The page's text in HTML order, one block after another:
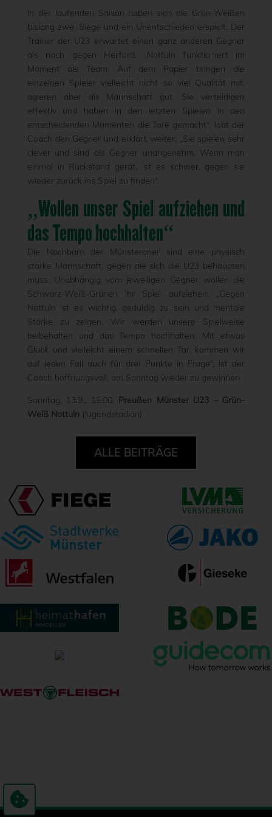
In der laufenden Saison haben sich die Grün-Weißen
bislang zwei Siege und ein Unentschieden erspielt. Der
Trainer der U23 erwartet einen ganz anderen Gegner
als noch gegen Herford. „Nottuln funktioniert im
Moment als Team. Auf dem Papier bringen die
einzelnen Spieler vielleicht nicht so viel Qualität mit,
agieren aber als Mannschaft gut. Sie verteidigen
effektiv und haben in den letzten Spielen in den
entscheidenden Momenten die Tore gemacht“, lobt der
Coach den Gegner und erklärt weiter: „Sie spielen sehr
clever und sind als Gegner unangenehm. Wenn man
einmal in Rückstand gerät, ist es schwer, gegen sie
wieder zurück ins Spiel zu finden“.
„Wollen unser Spiel aufziehen und
das Tempo hochhalten“
Die Nachbarn der Münsteraner sind eine physisch
starke Mannschaft, gegen die sich die U23 behaupten
muss. Unabhängig vom jeweiligen Gegner wollen die
Schwarz-Weiß-Grünen ihr Spiel aufziehen: „Gegen
Nottuln ist es wichtig, geduldig zu sein und mentale
Stärke zu zeigen. Wir werden unsere Spielweise
beibehalten und das Tempo hochhalten. Mit etwas
Glück und vielleicht einem schnellen Tor, kommen wir
auf jeden Fall auch für drei Punkte in Frage“, ist der
Coach hoffnungsvoll, am Sonntag wieder zu gewinnen.
Sonntag, 13.9., 15:00, Preußen Münster U23 – Grün-
Weiß Nottuln (Jugendstadion)
ALLE BEITRÄGE